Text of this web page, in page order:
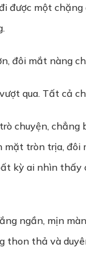
được một
đôi mắt nàng
qua. Tất cả
chuyện,
mặt tròn trịa, đôi
kỳ ai nhìn thấy
ngần, mịn
thon thả và